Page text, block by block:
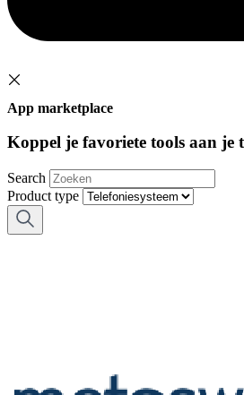
App marketplace
Koppel je favoriete tools aan je
Search
Product type